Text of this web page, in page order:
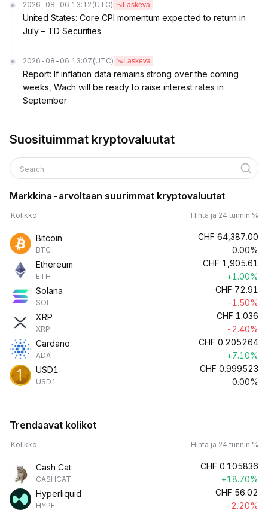
2026-08-06 13:12 (UTC) Laskeva
United States: Core CPI momentum expected to return in
July – TD Securities
2026-08-06 13:07 (UTC) Laskeva
Report: If inflation data remains strong over the coming
weeks, Wach will be ready to raise interest rates in
September
Suosituimmat kryptovaluutat
Search
Markkina-arvoltaan suurimmat kryptovaluutat
Kolikko Hinta ja 24 tunnin %
Bitcoin
BTC
CHF 64,387.00
0.00%
Ethereum
ETH
CHF 1,905.61
+1.00%
Solana
SOL
CHF 72.91
-1.50%
XRP
XRP
CHF 1.036
-2.40%
Cardano
ADA
CHF 0.205264
+7.10%
USD1
USD1
CHF 0.999523
0.00%
Trendaavat kolikot
Kolikko Hinta ja 24 tunnin %
Cash Cat
CASHCAT
CHF 0.105836
+18.70%
Hyperliquid
HYPE
CHF 56.02
-2.20%